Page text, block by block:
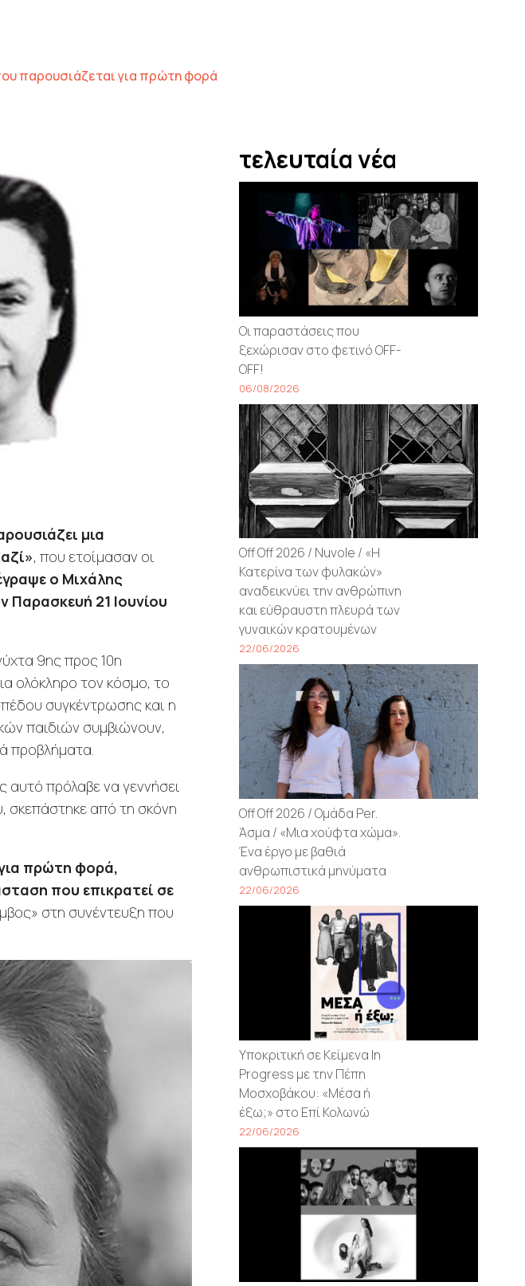
παρουσιάζεται για πρώτη φορά
μια
, που ετοίμασαν οι
ο Μιχάλης
Παρασκευή 21 Ιουνίου
9ης προς 10η
ολόκληρο τον κόσμο, το
συγκέντρωσης και η
παιδιών συμβιώνουν,
προβλήματα.
πρόλαβε να γεννήσει
σκεπάστηκε από τη σκόνη
πρώτη φορά,
που επικρατεί σε
στη συνέντευξη που
τελευταία νέα
Οι παραστάσεις που
ξεχώρισαν στο φετινό OFF-
OFF!
06/08/2026
Off Off 2026 / Nuvole / «Η
Κατερίνα των φυλακών»
αναδεικνύει την ανθρώπινη
και εύθραυστη πλευρά των
γυναικών κρατουμένων
22/06/2026
Off Off 2026 / Ομάδα Per.
Άσμα / «Μια χούφτα χώμα».
Ένα έργο με βαθιά
ανθρωπιστικά μηνύματα
22/06/2026
Υποκριτική σε Κείμενα In
Progress με την Πέπη
Μοσχοβάκου: «Μέσα ή
έξω;» στο Επί Κολωνώ
22/06/2026